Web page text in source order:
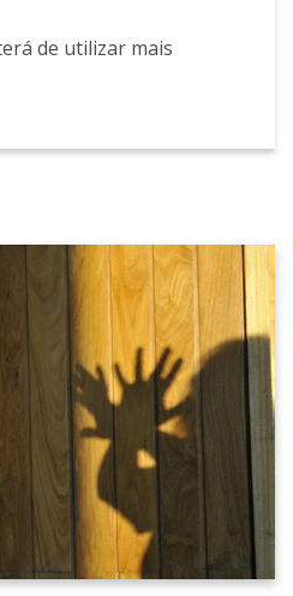
de utilizar mais